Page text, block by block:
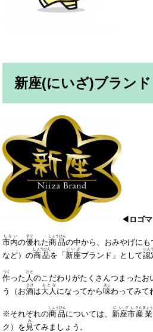
新座(にいざ)ブランド
◀ロゴマ
市内
しない
の優
すぐ
れた商品
しょうひん
の中から、おみやげにも
など）の商品
しょうひん
を「 新座
にいざ
ブランド」として認
にん
作
つく
った 人
ひと
のこだわりがたくさんつまったお
う（お酒
さけ
は大人
おとな
になってから味
あじ
わってみて
※それぞれの商品
しょうひん
については、 新座市
にいざし
産業
さんぎょう
ク）を 見
み
てみましょう。